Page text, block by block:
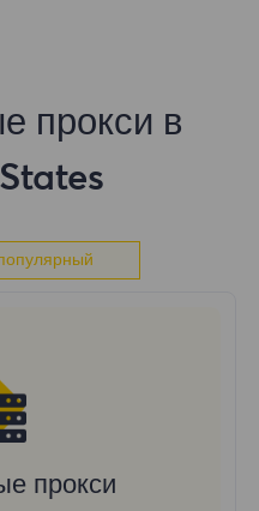
прокси в
прокси